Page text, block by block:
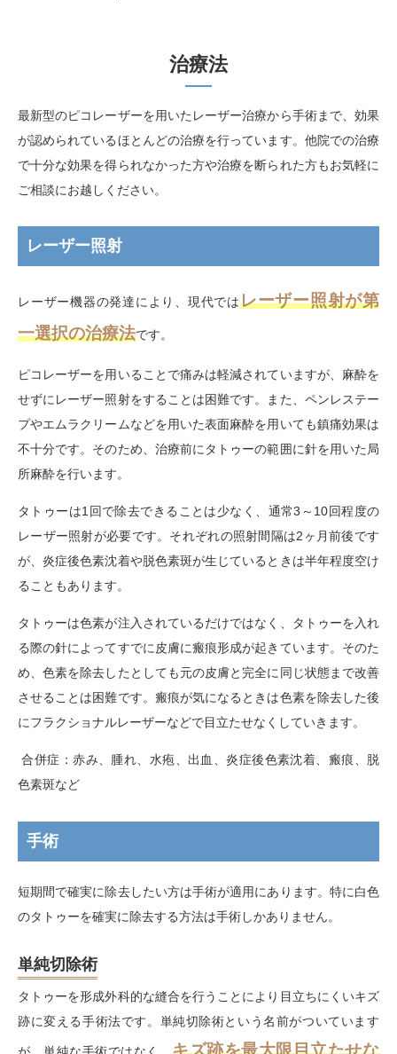
治療法
最新型のピコレーザーを用いたレーザー治療から手術まで、効果
が認められているほとんどの治療を行っています。他院での治療
で十分な効果を得られなかった方や治療を断られた方もお気軽に
ご相談にお越しください。
レーザー照射
レーザー機器の発達により、現代ではレーザー照射が第
一選択の治療法です。
ピコレーザーを用いることで痛みは軽減されていますが、麻酔を
せずにレーザー照射をすることは困難です。また、ペンレステー
プやエムラクリームなどを用いた表面麻酔を用いても鎮痛効果は
不十分です。そのため、治療前にタトゥーの範囲に針を用いた局
所麻酔を行います。
タトゥーは1回で除去できることは少なく、通常3 ～ 10回程度の
レーザー照射が必要です。それぞれの照射間隔は2 ヶ月前後です
が、炎症後色素沈着や脱色素斑が生じているときは半年程度空け
ることもあります。
タトゥーは色素が注入されているだけではなく、タトゥーを入れ
る際の針によってすでに皮膚に瘢痕形成が起きています。そのた
め、色素を除去したとしても元の皮膚と完全に同じ状態まで改善
させることは困難です。瘢痕が気になるときは色素を除去した後
にフラクショナルレーザーなどで目立たせなくしていきます。
合併症：赤み、腫れ、水疱、出血、炎症後色素沈着、瘢痕、脱
色素斑など
手術
短期間で確実に除去したい方は手術が適用にあります。特に白色
のタトゥーを確実に除去する方法は手術しかありません。
単純切除術
タトゥーを形成外科的な縫合を行うことにより目立ちにくいキズ
跡に変える手術法です。単純切除術という名前がついています
キズ跡を最大限目立たせな